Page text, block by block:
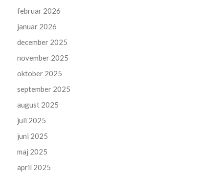
februar 2026
januar 2026
december 2025
november 2025
oktober 2025
september 2025
august 2025
juli 2025
juni 2025
maj 2025
april 2025